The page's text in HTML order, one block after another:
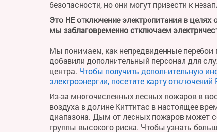
безопасности, но они могут привести к
Это НЕ отключение электропитания в целях
мы заблаговременно отключаем
Мы понимаем, как непредвиденные перебои
добавили дополнительный персонал для
центра. Чтобы получить дополнительную
электроэнергии, посетите карту отключений
Из-за многочисленных лесных пожаров в
воздуха в долине Киттитас в настоящее
диапазона. Дым от лесных пожаров может
группы высокого риска. Чтобы узнать